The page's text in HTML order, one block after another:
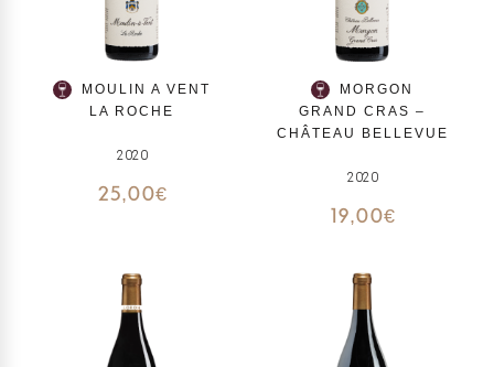
MOULIN A VENT
LA ROCHE
2020
25,00€
MORGON
GRAND CRAS –
CHÂTEAU BELLEVUE
2020
19,00€